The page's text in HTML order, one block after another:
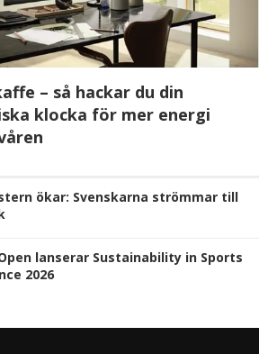
– så hackar du din
klocka för mer energi
ökar: Svenskarna strömmar till
lanserar Sustainability in Sports
2026